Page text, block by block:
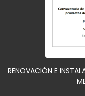
RENOVACIÓN E